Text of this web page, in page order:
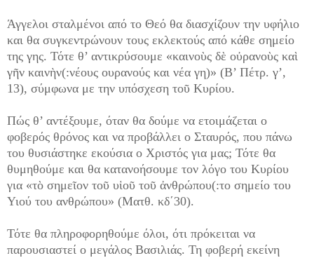
Άγγελοι σταλμένοι από το Θεό θα διασχίζουν την υφήλιο
και θα συγκεντρώνουν τους εκλεκτούς από κάθε σημείο
της γης. Τότε θ’ αντικρύσουμε «καινοὺς δὲ οὐρανοὺς καὶ
γῆν καινὴν(:νέους ουρανούς και νέα γη)» (Β’ Πέτρ. γ’,
13), σύμφωνα με την υπόσχεση τοῦ Κυρίου.
Πώς θ’ αντέξουμε, όταν θα δούμε να ετοιμάζεται ο
φοβερός θρόνος και να προβάλλει ο Σταυρός, που πάνω
του θυσιάστηκε εκούσια ο Χριστός για μας; Τότε θα
θυμηθούμε και θα κατανοήσουμε τον λόγο του Κυρίου
για «τὸ σημεῖον τοῦ υἱοῦ τοῦ ἀνθρώπου(:το σημείο του
Υιού του ανθρώπου» (Ματθ. κδ΄30).
Τότε θα πληροφορηθούμε όλοι, ότι πρόκειται να
παρουσιαστεί ο μεγάλος Βασιλιάς. Τη φοβερή εκείνη